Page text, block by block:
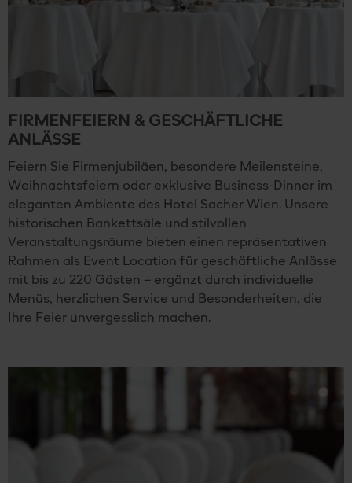
FIRMENFEIERN & GESCHÄFTLICHE
ANLÄSSE
Feiern Sie Firmenjubiläen, besondere Meilensteine,
Weihnachtsfeiern oder exklusive Business-Dinner im
eleganten Ambiente des Hotel Sacher Wien. Unsere
historischen Bankettsäle und stilvollen
Veranstaltungsräume bieten einen repräsentativen
Rahmen als Event Location für geschäftliche Anlässe
mit bis zu 220 Gästen – ergänzt durch individuelle
Menüs, herzlichen Service und Besonderheiten, die
Ihre Feier unvergesslich machen.